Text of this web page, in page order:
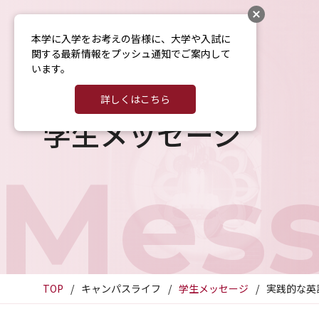
学生メッセージ
TOP キャンパスライフ 学生メッセージ 実践的な
本学に入学をお考えの皆様に、大学や入試に
関する最新情報をプッシュ通知でご案内して
います。
詳しくはこちら